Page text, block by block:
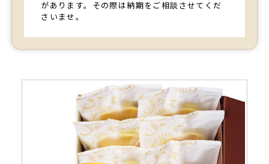
があります。その際は納期をご相談させてくだ
さいませ。